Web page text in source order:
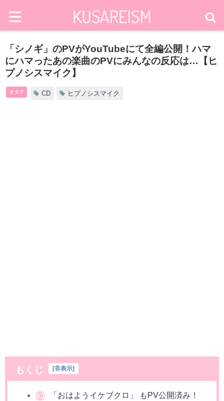
「シノギ」のPVがYouTubeにて全編公開！ハマ
にハマったあの楽曲のPVにみんなの反応は…【ヒ
プノシスマイク】
オタク CD ヒプノシスマイク
もくじ 非表示
0.1 「おはようイケブクロ」 もPV公開済み！